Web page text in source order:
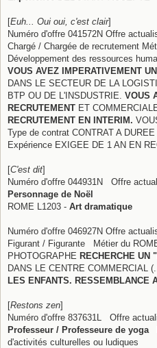
[Euh... Oui oui, c'est clair]
Numéro d'offre 041572N Offre
Chargé / Chargée de recrutement
Développement des ressources
VOUS AVEZ IMPERATIVEMENT
DANS LE SECTEUR DE LA
BTP OU DE L'INSDUSTRIE. VOUS
RECRUTEMENT ET
RECRUTEMENT EN INTERIM.
Type de contrat CONTRAT A
Expérience EXIGEE DE 1 AN EN
[C'est dit]
Numéro d'offre 044931N Offre
Personnage de Noël
ROME L1203 - Art dramatique
Numéro d'offre 046927N Offre
Figurant / Figurante Métier du
PHOTOGRAPHE RECHERCHE UN
DANS LE CENTRE COMMERCIAL
LES ENFANTS. RESSEMBLANCE
[Restons zen]
Numéro d'offre 837631L Offre
Professeur / Professeure de yoga
d'activités culturelles ou ludiques